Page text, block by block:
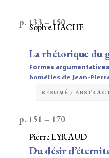
p. 133 – 150
La rhétorique du
Sophie HACHE
Formes
homélies de Jean-
RÉSUMÉ /
p. 151 – 170
Du désir
Pierre LYRAUD